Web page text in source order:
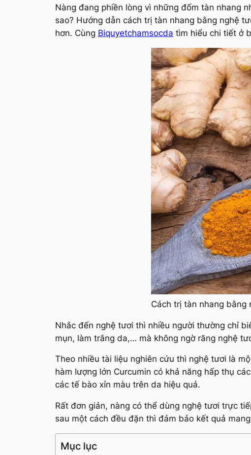
Nàng đang phiền lòng vì những đốm tàn nhang
sao? Hướng dẫn cách trị tàn nhang bằng nghệ
hơn. Cùng Biquyetchamsocda tìm hiểu chi tiết ở
Cách trị tàn nhang bằng
Nhắc đến nghệ tươi thì nhiều người thường chỉ
mụn, làm trắng da,… mà không ngờ răng nghệ
Theo nhiều tài liệu nghiên cứu thì nghệ tươi là
hàm lượng lớn Curcumin có khả năng hấp thụ
các tế bào xỉn màu trên da hiệu quả.
Rất đơn giản, nàng có thể dùng nghệ tươi trực
sau một cách đều đặn thì đảm bảo kết quả
Mục lục